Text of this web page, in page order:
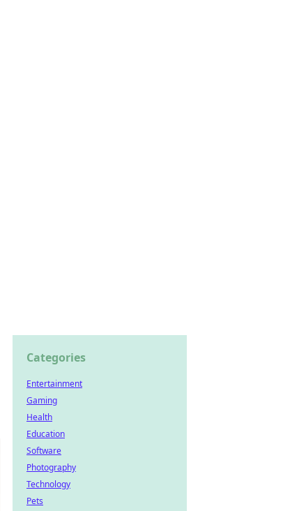
Categories
Entertainment
Gaming
Health
Education
Software
Photography
Technology
Pets